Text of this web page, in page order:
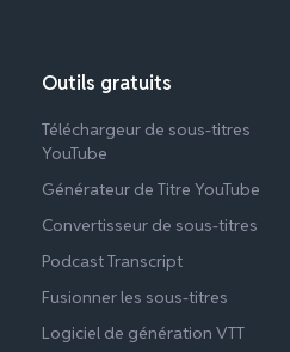
Outils gratuits
Téléchargeur de sous-titres
YouTube
Générateur de Titre YouTube
Convertisseur de sous-titres
Podcast Transcript
Fusionner les sous-titres
Logiciel de génération VTT